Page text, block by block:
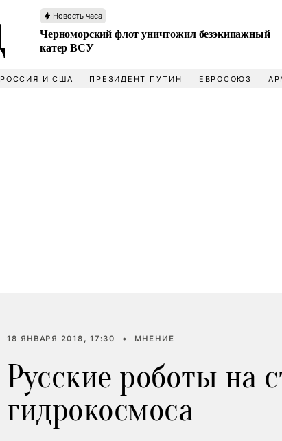
Новость часа
Черноморский флот уничтожил безэкипажный
катер ВСУ
РОССИЯ И США ПРЕЗИДЕНТ ПУТИН ЕВРОСОЮЗ
18 ЯНВАРЯ 2018, 17:30 • МНЕНИЕ
Русские роботы на
гидрокосмоса